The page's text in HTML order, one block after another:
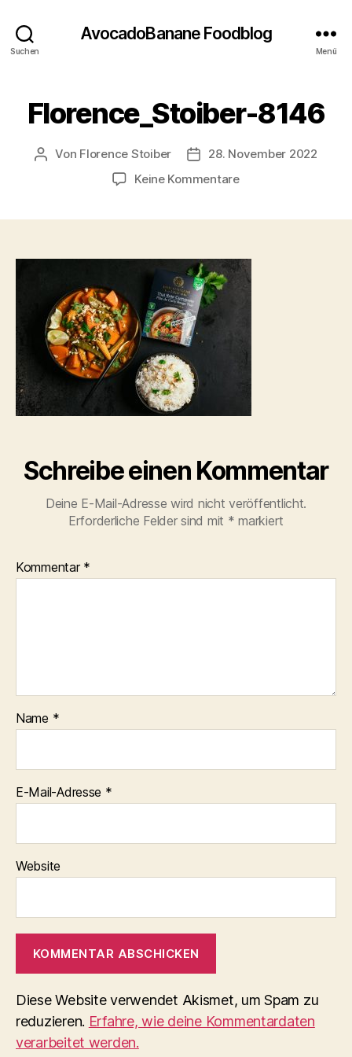
Suchen
AvocadoBanane Foodblog
Menü
Florence_Stoiber-8146
Beitragsautor
Von Florence Stoiber Veröffentlichungsdatum
28. November 2022
Keine Kommentarezu
Schreibe einen Kommentar
Deine E-Mail-Adresse wird nicht veröffentlicht.
Erforderliche Felder sind mit * markiert
Kommentar *
Name *
E-Mail-Adresse *
Website
Diese Website verwendet Akismet, um Spam zu
reduzieren. Erfahre, wie deine Kommentardaten
verarbeitet werden.